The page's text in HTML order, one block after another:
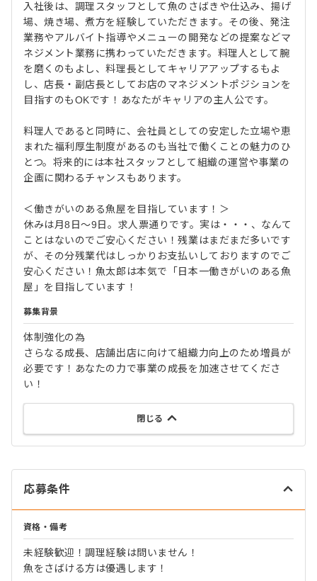
入社後は、調理スタッフとして魚のさばきや仕込み、揚げ
場、焼き場、煮方を経験していただきます。その後、発注
業務やアルバイト指導やメニューの開発などの提案などマ
ネジメント業務に携わっていただきます。料理人として腕
を磨くのもよし、料理長としてキャリアアップするもよ
し、店長・副店長としてお店のマネジメントポジションを
目指すのもOKです！あなたがキャリアの主人公です。
料理人であると同時に、会社員としての安定した立場や恵
まれた福利厚生制度があるのも当社で働くことの魅力のひ
とつ。将来的には本社スタッフとして組織の運営や事業の
企画に関わるチャンスもあります。
＜働きがいのある魚屋を目指しています！＞
休みは月8日〜9日。求人票通りです。実は・・・、なんて
ことはないのでご安心ください！残業はまだまだ多いです
が、その分残業代はしっかりお支払いしておりますのでご
安心ください！魚太郎は本気で「日本一働きがいのある魚
屋」を目指しています！
募集背景
体制強化の為
さらなる成長、店舗出店に向けて組織力向上のため増員が
必要です！あなたの力で事業の成長を加速させてくださ
い！
閉じる
応募条件
資格・備考
未経験歓迎！調理経験は問いません！
魚をさばける方は優遇します！